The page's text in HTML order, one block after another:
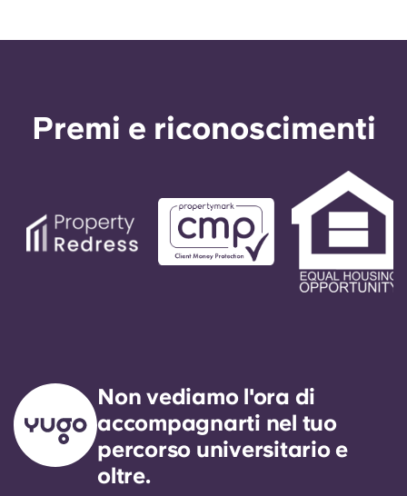
Premi e riconoscimenti
Non vediamo l'ora di
accompagnarti nel tuo
percorso universitario e
oltre.